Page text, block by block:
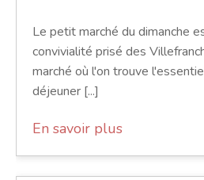
Le petit marché du dimanche
convivialité prisé des
marché où l'on trouve
déjeuner [...]
En savoir plus